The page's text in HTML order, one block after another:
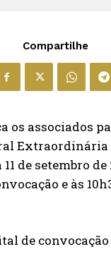
Compartilhe
os associados
Extraordinária
de setembro de
e às
de